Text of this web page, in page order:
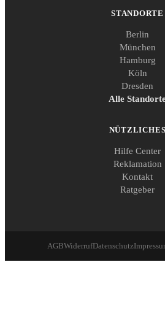
STANDORTE
Berlin
München
Hamburg
Köln
Dresden
Alle
NÜTZLICHES
Hilfe Center
Reklamation
Kontakt
Ratgeber
AGBWiderrufDatenschutz